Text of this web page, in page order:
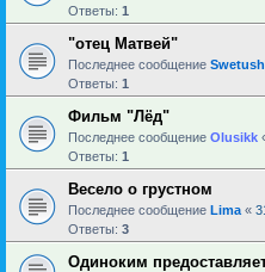
Ответы: 1
"отец Матвей"
Последнее сообщение
Ответы: 1
Фильм "Лёд"
Последнее сообщение Olusikk
Ответы: 1
Весело о грустном
Последнее сообщение Lima «
Ответы: 3
Одиноким